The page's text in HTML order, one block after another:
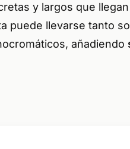
y largos que
puede llevarse tanto
añadiendo